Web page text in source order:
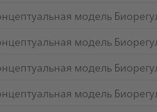
модель
модель
модель
модель